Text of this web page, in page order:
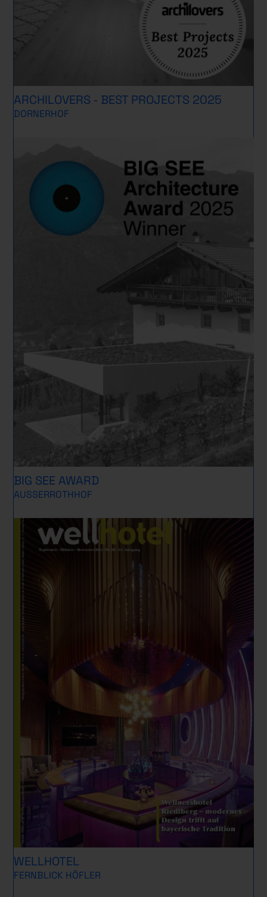
ARCHILOVERS - BEST PROJECTS 2025
DORNERHOF
BIG SEE AWARD
AUSSERROTHHOF
WELLHOTEL
FERNBLICK HÖFLER